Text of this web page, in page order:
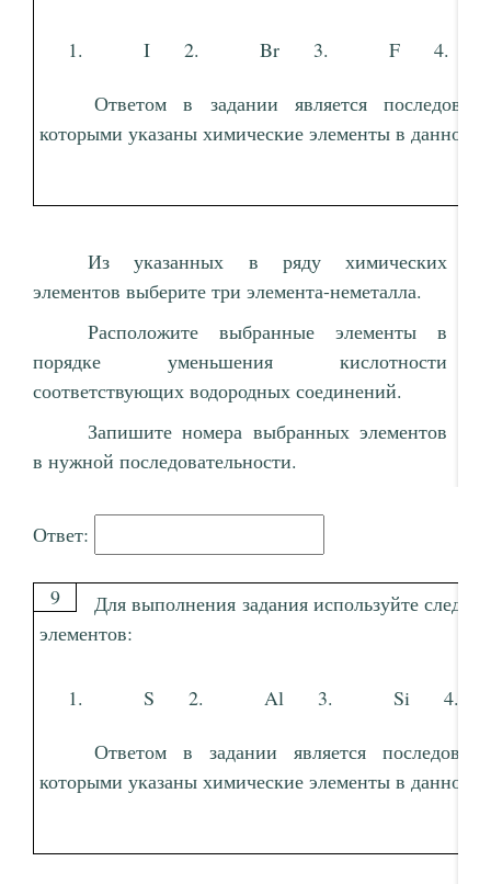
I Br F
Ответом в задании является
которыми указаны химические элементы в данном
Из указанных в ряду химических
элементов выберите три элемента-неметалла.
Расположите выбранные элементы в
порядке уменьшения кислотности
соответствующих водородных соединений.
Запишите номера выбранных элементов
в нужной последовательности.
Ответ:
9
Для выполнения задания используйте
элементов:
S Al Si
Ответом в задании является
которыми указаны химические элементы в данном